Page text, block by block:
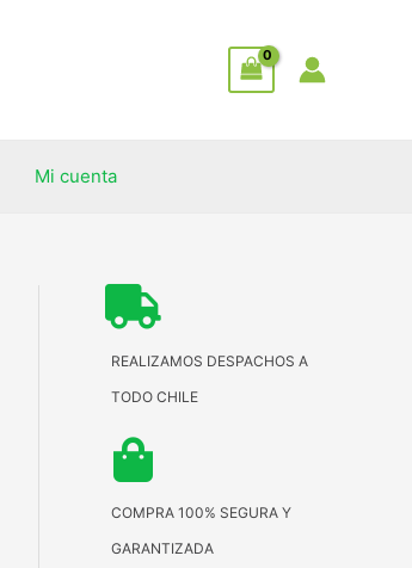
Mi cuenta
REALIZAMOS DESPACHOS A
TODO CHILE
COMPRA 100% SEGURA Y
GARANTIZADA